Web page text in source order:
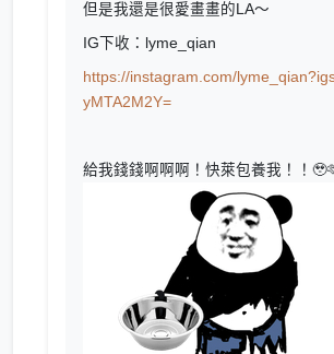
但是我還是很愛畫畫的LA～
IG下收：lyme_qian
https://instagram.com/
yMTA2M2Y=
給我錢錢啊啊啊！快萊包養我！！